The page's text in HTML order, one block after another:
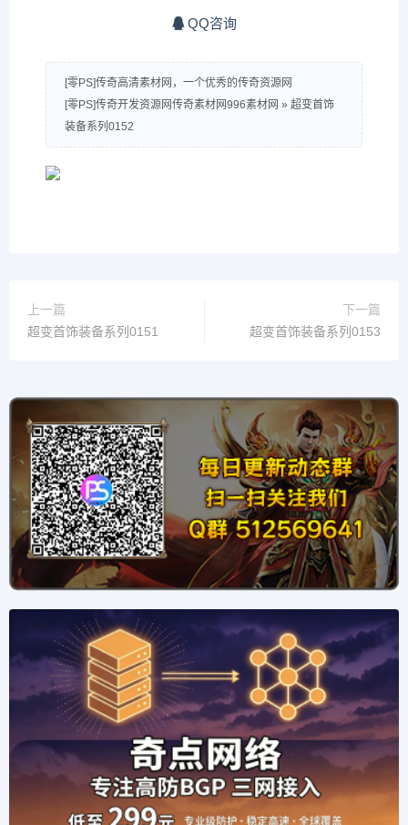
QQ咨询
[零PS]传奇高清素材网，一个优秀的传奇资源网
[零PS]传奇开发资源网传奇素材网996素材网 » 超变首饰
装备系列0152
上一篇
超变首饰装备系列0151
下一篇
超变首饰装备系列0153